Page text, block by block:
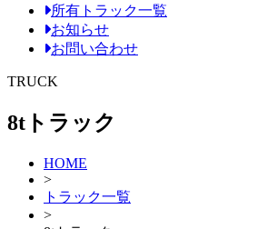
所有トラック一覧
お知らせ
お問い合わせ
TRUCK
8tトラック
HOME
>
トラック一覧
>